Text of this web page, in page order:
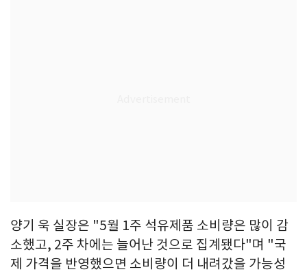
양기 욱 실장은 "5월 1주 석유제품 소비량은 많이 감
소했고, 2주 차에는 늘어난 것으로 집계됐다"며 "국
제 가격을 반영했으면 소비량이 더 내려갔을 가능성